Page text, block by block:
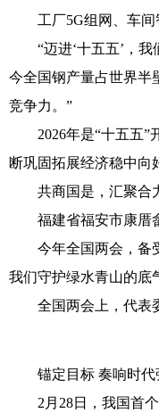
工厂5G组网、车间
“迈进‘十五五’，我
今全国钢产量占世界半
竞争力。”
2026年是“十五五”开
断巩固拓展经济稳中向
共商国是，汇聚合
福建省福安市康厝畲
今年全国两会，备受
我们守护绿水青山的底
全国两会上，代表委
锚定目标 奏响时代
2月28日，我国首个